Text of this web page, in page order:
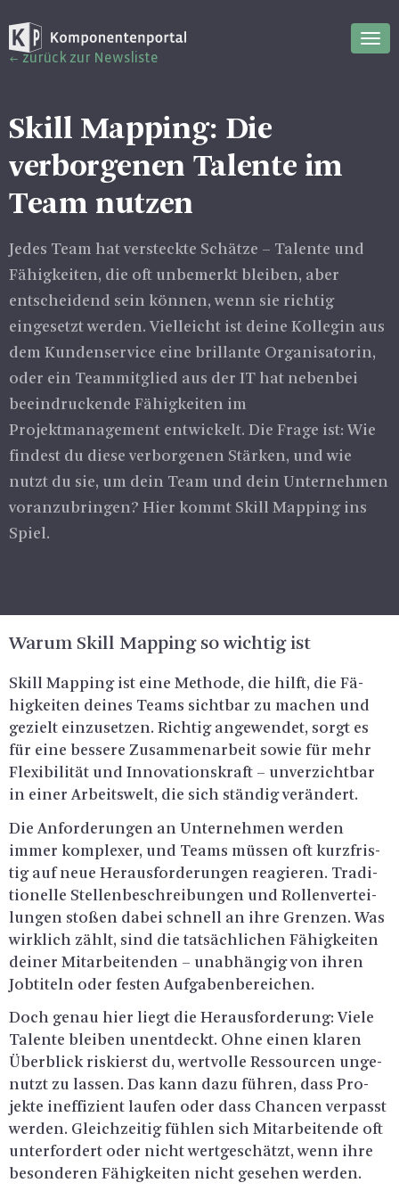
zurück zur Newsliste
Skill Mapping: Die
verborgenen Talente im
Team nutzen
Jedes Team hat versteckte Schätze – Talente und
Fähigkeiten, die oft unbemerkt bleiben, aber
entscheidend sein können, wenn sie richtig
eingesetzt werden. Vielleicht ist deine Kollegin aus
dem Kundenservice eine brillante Organisatorin,
oder ein Teammitglied aus der IT hat nebenbei
beeindruckende Fähigkeiten im
Projektmanagement entwickelt. Die Frage ist: Wie
findest du diese verborgenen Stärken, und wie
nutzt du sie, um dein Team und dein Unternehmen
voranzubringen? Hier kommt Skill Mapping ins
Spiel.
Warum Skill Map­ping so wich­tig ist
Skill Map­ping ist eine Me­tho­de, die hilft, die Fä­
hig­kei­ten dei­nes Teams sicht­bar zu ma­chen und
ge­zielt ein­zu­set­zen. Rich­tig an­ge­wen­det, sorgt es
für eine bes­se­re Zu­sam­men­ar­beit sowie für mehr
Fle­xi­bi­li­tät und In­no­va­ti­ons­kraft – un­ver­zicht­bar
in einer Ar­beits­welt, die sich stän­dig ver­än­dert.
Die An­for­de­run­gen an Un­ter­neh­men wer­den
immer kom­ple­xer, und Teams müs­sen oft kurz­fris­
tig auf neue Her­aus­for­de­run­gen re­agie­ren. Tra­di­
tio­nel­le Stel­len­be­schrei­bun­gen und Rol­len­ver­tei­
lun­gen sto­ßen dabei schnell an ihre Gren­zen. Was
wirk­lich zählt, sind die tat­säch­li­chen Fä­hig­kei­ten
dei­ner Mit­ar­bei­ten­den – un­ab­hän­gig von ihren
Job­ti­teln oder fes­ten Auf­ga­ben­be­rei­chen.
Doch genau hier liegt die Her­aus­for­de­rung: Viele
Ta­len­te blei­ben un­ent­deckt. Ohne einen kla­ren
Über­blick ris­kierst du, wert­vol­le Res­sour­cen un­ge­
nutzt zu las­sen. Das kann dazu füh­ren, dass Pro­
jek­te in­ef­fi­zi­ent lau­fen oder dass Chan­cen ver­passt
wer­den. Gleich­zei­tig füh­len sich Mit­ar­bei­ten­de oft
un­ter­for­dert oder nicht wert­ge­schätzt, wenn ihre
be­son­de­ren Fä­hig­kei­ten nicht ge­se­hen wer­den.